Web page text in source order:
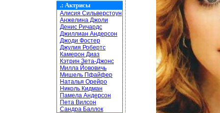
.: Актрисы
Алисия Сильверстоун
Анжелина Джоли
Денис Ричардс
Джиллиан Андерсон
Джоди Фостер
Джулия Робертс
Камерон Диаз
Кэтрин Зета-Джонс
Милла Йововичь
Мишель Пфайфер
Наталья Орейро
Николь Кидман
Памела Андерсон
Пета Вилсон
Сандра Баллок